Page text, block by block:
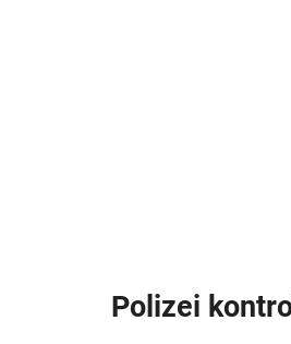
Polizei